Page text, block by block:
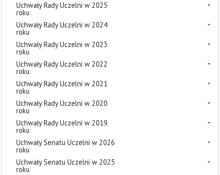
Uchwały Rady Uczelni w 2025
roku
Uchwały Rady Uczelni w 2024
roku
Uchwały Rady Uczelni w 2023
roku
Uchwały Rady Uczelni w 2022
roku
Uchwały Rady Uczelni w 2021
roku
Uchwały Rady Uczelni w 2020
roku
Uchwały Rady Uczelni w 2019
roku
Uchwały Senatu Uczelni w 2026
roku
Uchwały Senatu Uczelni w 2025
roku